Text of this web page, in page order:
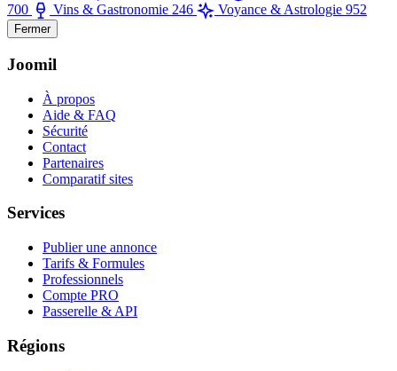
700
Vins & Gastronomie 246 Voyance & Astrologie 952
Fermer
Joomil
À propos
Aide & FAQ
Sécurité
Contact
Partenaires
Comparatif sites
Services
Publier une annonce
Tarifs & Formules
Professionnels
Compte PRO
Passerelle & API
Régions